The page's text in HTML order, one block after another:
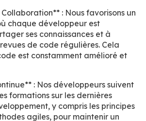
: Nous favorisons un
chaque développeur est
ses connaissances et à
de code régulières. Cela
est constamment amélioré et
: Nos développeurs suivent
formations sur les dernières
y compris les principes
agiles, pour maintenir un